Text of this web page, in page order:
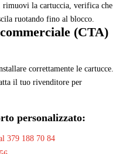
la cartuccia, verifica che
ruotando fino al blocco.
(CTA)
correttamente le cartucce.
il tuo rivenditore per
personalizzato:
379 188 70 84